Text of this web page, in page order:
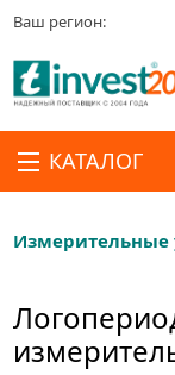
Ваш регион:
КАТАЛОГ
Измерительные